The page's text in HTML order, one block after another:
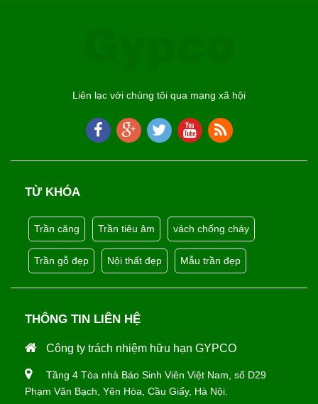
Liên lạc với chúng tôi qua mạng xã hội
TỪ KHÓA
Trần căng Trần tiêu âm vách chống cháy
Trần gỗ đẹp Nội thất đẹp Mẫu trần đẹp
THÔNG TIN LIÊN HỆ
Công ty trách nhiệm hữu hạn GYPCO
Tầng 4 Tòa nhà Báo Sinh Viên Việt Nam, số D29
Phạm Văn Bạch, Yên Hòa, Cầu Giấy, Hà Nội.